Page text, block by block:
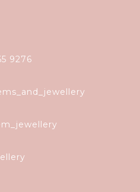
9276
jewellery